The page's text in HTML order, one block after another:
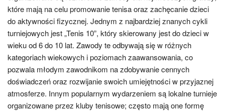
które mają na celu promowanie tenisa oraz zachęcanie dzieci
do aktywności fizycznej. Jednym z najbardziej znanych cykli
turniejowych jest „Tenis 10”, który skierowany jest do dzieci w
wieku od 6 do 10 lat. Zawody te odbywają się w różnych
kategoriach wiekowych i poziomach zaawansowania, co
pozwala młodym zawodnikom na zdobywanie cennych
doświadczeń oraz rozwijanie swoich umiejętności w przyjaznej
atmosferze. Innym popularnym wydarzeniem są lokalne turnieje
organizowane przez kluby tenisowe; często mają one formę